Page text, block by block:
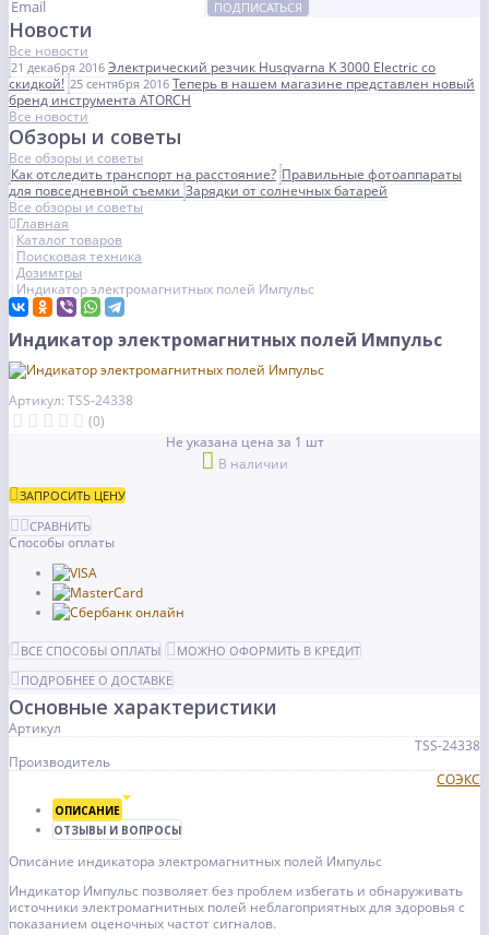
ПОДПИСАТЬСЯ
Новости
Все новости
21 декабря 2016 Электрический резчик Husqvarna K 3000 Electric со
скидкой! 25 сентября 2016 Теперь в нашем магазине представлен новый
бренд инструмента ATORCH
Все новости
Обзоры и советы
Все обзоры и советы
Как отследить транспорт на расстояние? Правильные фотоаппараты
для повседневной съемкиЗарядки от солнечных батарей
Все обзоры и советы
Главная
Каталог товаров
Поисковая техника
Дозимтры
Индикатор электромагнитных полей Импульс
Индикатор электромагнитных полей Импульс
Артикул: TSS-24338
(0)
Не указана цена за 1 шт
В наличии
ЗАПРОСИТЬ ЦЕНУ
СРАВНИТЬ
Способы оплаты
ВСЕ СПОСОБЫ ОПЛАТЫ
МОЖНО ОФОРМИТЬ В КРЕДИТ
ПОДРОБНЕЕ О ДОСТАВКЕ
Основные характеристики
Артикул
TSS-24338
Производитель
СОЭКС
ОПИСАНИЕ
ОТЗЫВЫ И ВОПРОСЫ
Описание индикатора электромагнитных полей Импульс
Индикатор Импульс позволяет без проблем избегать и обнаруживать
источники электромагнитных полей неблагоприятных для здоровья с
показанием оценочных частот сигналов.